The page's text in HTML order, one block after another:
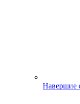
Навершие